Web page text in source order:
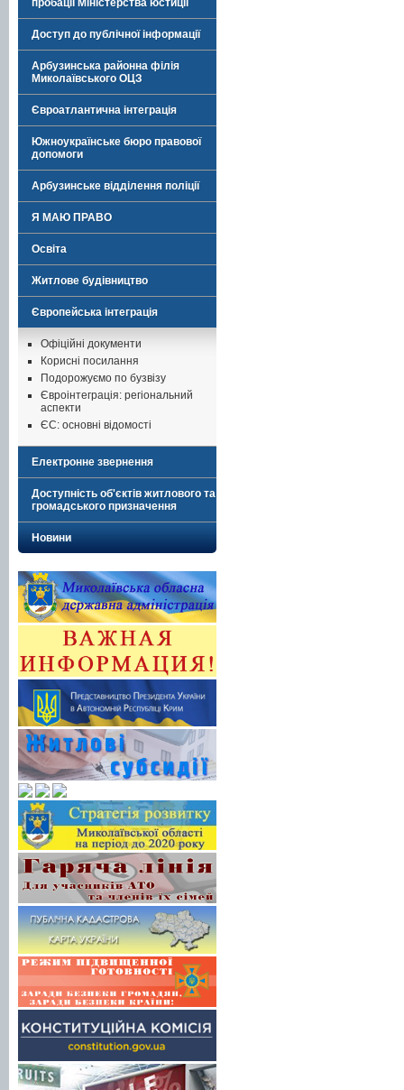
пробації Міністерства юстиції
Доступ до публічної інформації
Арбузинська районна філія
Миколаївського ОЦЗ
Євроатлантична інтеграція
Южноукраїнське бюро правової
допомоги
Арбузинське відділення поліції
Я МАЮ ПРАВО
Освіта
Житлове будівництво
Європейська інтеграція
Офіційні документи
Корисні посилання
Подорожуємо по бузвізу
Євроінтеграція: регіональний
аспекти
ЄС: основні відомості
Електронне звернення
Доступність об'єктів житлового та
громадського призначення
Новини